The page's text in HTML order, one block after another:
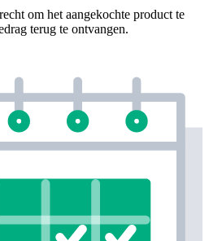
om het aangekochte product te
terug te ontvangen.